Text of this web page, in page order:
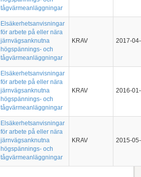
tågvärmeanläggningar
Elsäkerhetsanvisningar
för arbete på eller nära
järnvägsanknutna
högspännings- och
tågvärmeanläggningar
KRAV 2017-
Elsäkerhetsanvisningar
för arbete på eller nära
järnvägsanknutna
högspännings- och
tågvärmeanläggningar
KRAV 2016-
Elsäkerhetsanvisningar
för arbete på eller nära
järnvägsanknutna
högspännings- och
tågvärmeanläggningar
KRAV 2015-